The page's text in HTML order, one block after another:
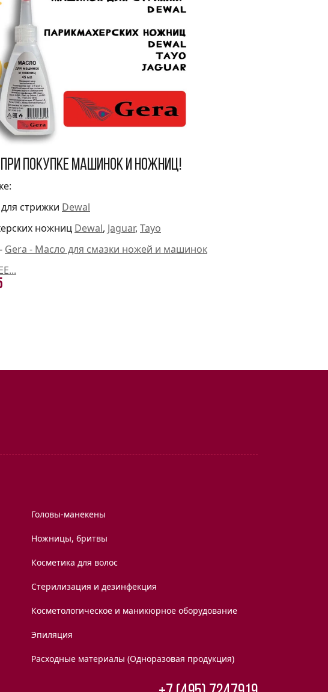
покупке машинок и ножниц!
стрижки Dewal
ножниц Dewal, Jaguar, Tayo
Gera - Масло для смазки ножей и машинок
Головы-манекены
Ножницы, бритвы
Косметика для волос
Стерилизация и дезинфекция
Косметологическое и маникюрное оборудование
Эпиляция
Расходные материалы (Одноразовая продукция)